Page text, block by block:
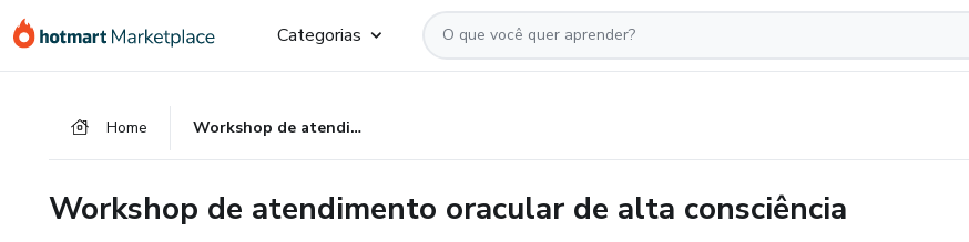
para
para
para
Categorias
Home Workshop de atendimento oracular de alta consciência
Workshop de atendimento oracular de alta consciência